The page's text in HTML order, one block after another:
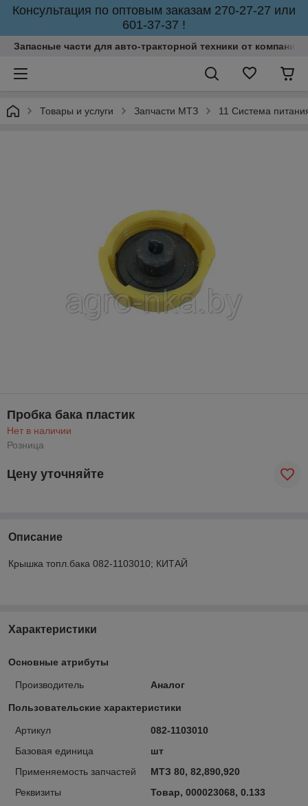
Консультация по оптовым заказам 270-27-27 или
601-37-37 !
Запасные части для авто-тракторной техники от
Товары и услуги Запчасти МТЗ 11 Система
Пробка бака пластик
Нет в наличии
Розница
Цену уточняйте
Описание
Крышка топл.бака 082-1103010; КИТАЙ
Характеристики
Основные атрибуты
Производитель Аналог
Пользовательские характеристики
Артикул
082-1103010
Базовая единица
шт
Применяемость запчастей
МТЗ 80, 82,890,920
Реквизиты
Товар, 000023068, 0.133